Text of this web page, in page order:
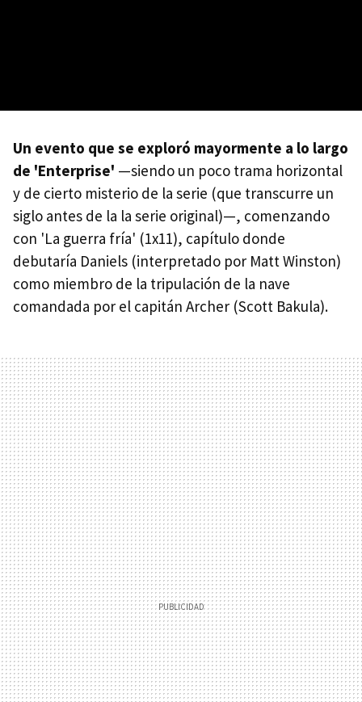
Un evento que se exploró mayormente a lo largo
de 'Enterprise' —siendo un poco trama horizontal
y de cierto misterio de la serie (que transcurre un
siglo antes de la la serie original)—, comenzando
con 'La guerra fría' (1x11), capítulo donde
debutaría Daniels (interpretado por Matt Winston)
como miembro de la tripulación de la nave
comandada por el capitán Archer (Scott Bakula).